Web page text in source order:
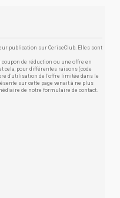
publication sur CeriseClub. Elles sont
de réduction ou une offre en
cela, pour différentes raisons (code
d'utilisation de l'offre limitée dans le
sur cette page venait à ne plus
de notre formulaire de contact.